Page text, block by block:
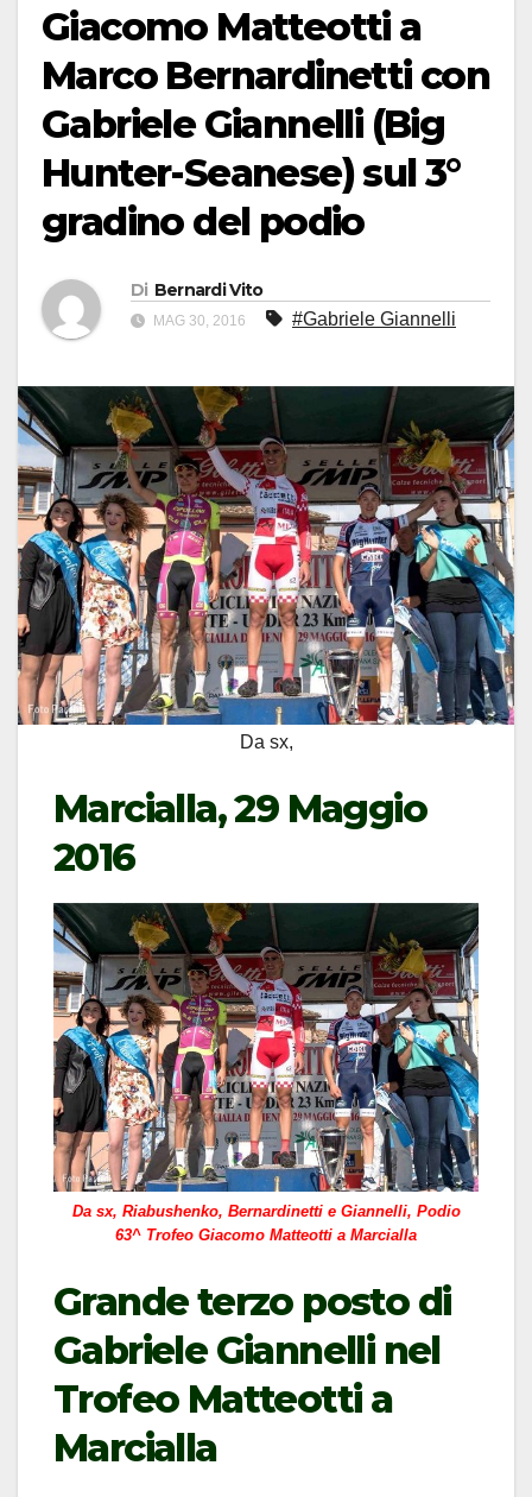
Giacomo Matteotti a
Marco Bernardinetti con
Gabriele Giannelli (Big
Hunter-Seanese) sul 3°
gradino del podio
Di Bernardi Vito
MAG 30, 2016 #Gabriele Giannelli
Da sx,
Marcialla, 29 Maggio
2016
Da sx, Riabushenko, Bernardinetti e Giannelli, Podio
63^ Trofeo Giacomo Matteotti a Marcialla
Grande terzo posto di
Gabriele Giannelli nel
Trofeo Matteotti a
Marcialla